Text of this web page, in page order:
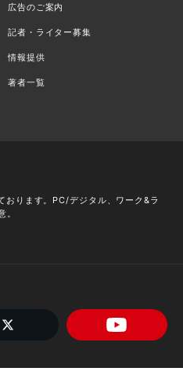
広告のご案内
記者・ライター募集
情報提供
著者一覧
おります。PC/デジタル、ワーク&ラ
。